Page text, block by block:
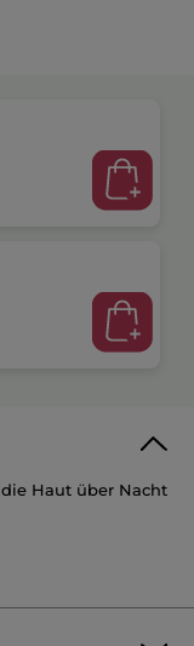
Haut über Nacht
werden Falten